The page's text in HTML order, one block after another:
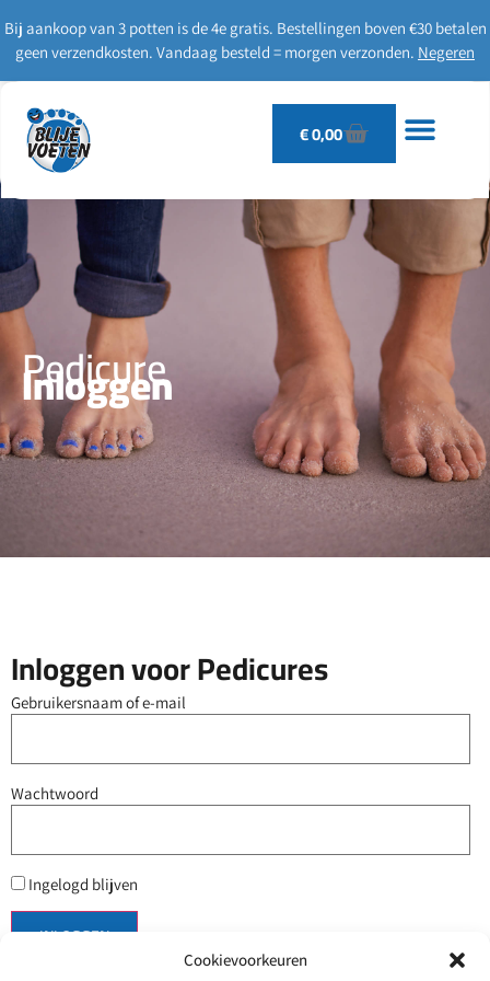
Cookievoorkeuren
Bij aankoop van 3 potten is de 4e gratis. Bestellingen boven €30 betalen
geen verzendkosten. Vandaag besteld = morgen verzonden. Negeren
€0,00
Pedicure
Inloggen
Inloggen voor Pedicures
Gebruikersnaam of e-mail
Wachtwoord
Ingelogd blijven